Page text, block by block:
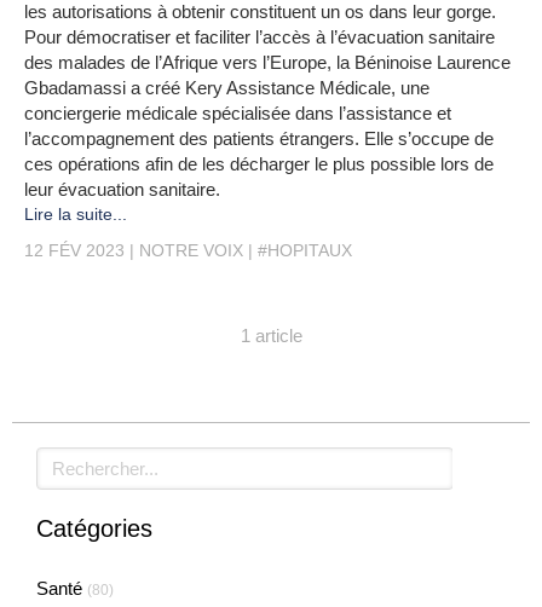
les autorisations à obtenir constituent un os dans leur gorge.
Pour démocratiser et faciliter l’accès à l’évacuation sanitaire
des malades de l’Afrique vers l’Europe, la Béninoise Laurence
Gbadamassi a créé Kery Assistance Médicale, une
conciergerie médicale spécialisée dans l’assistance et
l’accompagnement des patients étrangers. Elle s’occupe de
ces opérations afin de les décharger le plus possible lors de
leur évacuation sanitaire.
Lire la suite...
12 FÉV 2023
NOTRE VOIX #HOPITAUX
1 article
Rechercher
Catégories
Santé (80)